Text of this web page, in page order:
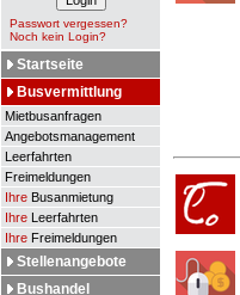
Passwort vergessen?
Noch kein Login?
Startseite
Busvermittlung
Mietbusanfragen
Angebotsmanagement
Leerfahrten
Freimeldungen
Ihre Busanmietung
Ihre Leerfahrten
Ihre Freimeldungen
Stellenangebote
Bushandel